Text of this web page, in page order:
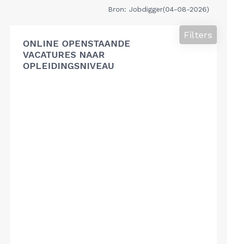
Bron: Jobdigger(04-08-2026)
ONLINE OPENSTAANDE
VACATURES NAAR
OPLEIDINGSNIVEAU
Filters